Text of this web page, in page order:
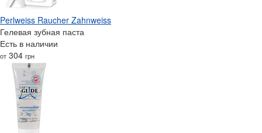
Perlweiss Raucher Zahnweiss
Гелевая зубная паста
Есть в наличии
от 304 грн